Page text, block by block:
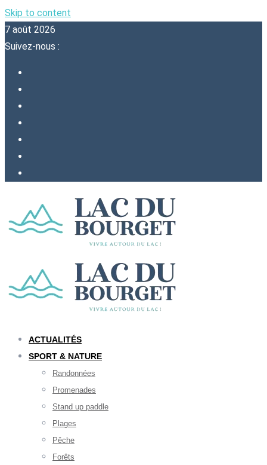
Skip to content
7 août 2026
Suivez-nous :
ACTUALITÉS
SPORT & NATURE
Randonnées
Promenades
Stand up paddle
Plages
Pêche
Forêts